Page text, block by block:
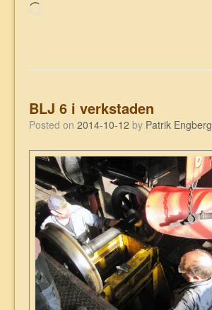
Laddar
BLJ 6 i verkstaden
Posted on 2014-10-12 by Patrik Engberg